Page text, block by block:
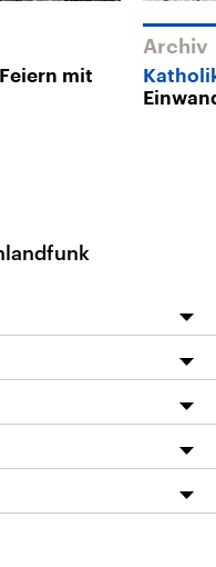
Feiern mit
Archiv